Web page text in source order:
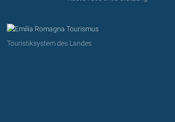
Touristiksystem des Landes